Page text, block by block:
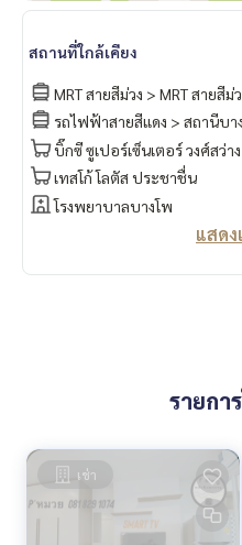
– สระว่ายน้ำระบบเกลือ ฟิตเน
หารมากมาย ร้านเสริมสวย ร้านก
- กล้องวงจรปิด CCTV เข้า - ออ
- เจ้าหน้าที่รักษาความปลอดภัย
การเดินทางสะดวก
ใกล้ทางขึ้น-ลงทางด่วน ศรีรัช
#รีเจ้นท์โฮมบางซ่อนเฟส27 #
โฮม #รีเจ้นท์บางซ่อน
#regentbangson #คอนโดติ
คอนโดติดmrt #mrtบางซ่อน
สถานที่ใกล้เคียง
MRT สายสีม่วง > MRT สายสี
รถไฟฟ้าสายสีแดง > สถานีบา
บิ๊กซี ซูเปอร์เซ็นเตอร์ วงศ์สว่าง
เทสโก้ โลตัส ประชาชื่น
โรงพยาบาลบางโพ
แสดง
รายกา
เช่า